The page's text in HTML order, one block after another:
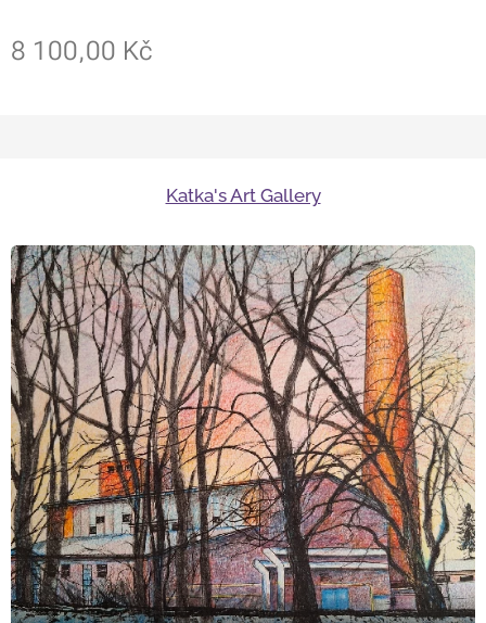
8 100,00 Kč
Katka's Art Gallery